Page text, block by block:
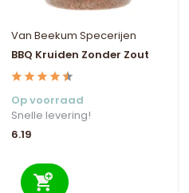
Van Beekum Specerijen
BBQ Kruiden Zonder Zout
Op voorraad
Snelle levering!
6.19